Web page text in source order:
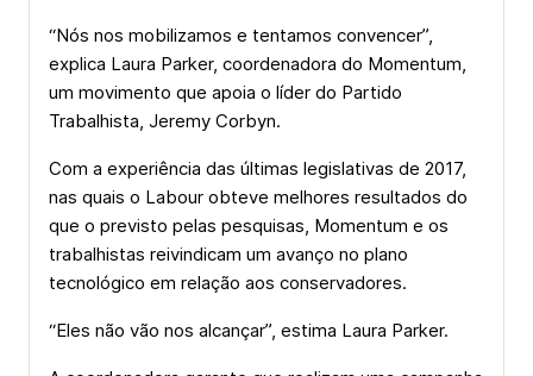
“Nós nos mobilizamos e tentamos convencer”,
explica Laura Parker, coordenadora do Momentum,
um movimento que apoia o líder do Partido
Trabalhista, Jeremy Corbyn.
Com a experiência das últimas legislativas de 2017,
nas quais o Labour obteve melhores resultados do
que o previsto pelas pesquisas, Momentum e os
trabalhistas reivindicam um avanço no plano
tecnológico em relação aos conservadores.
“Eles não vão nos alcançar”, estima Laura Parker.